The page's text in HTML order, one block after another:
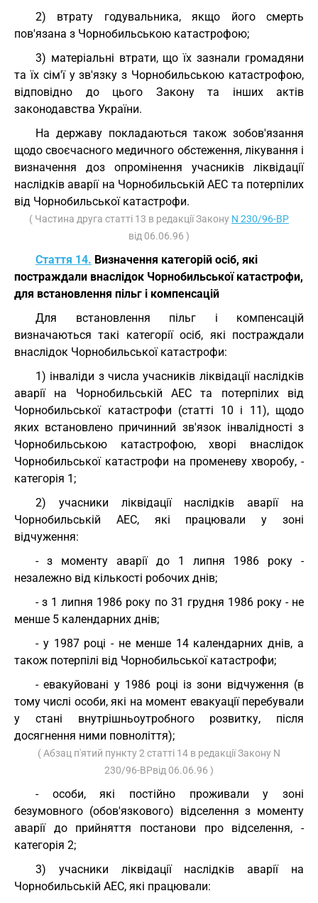
2) втрату годувальника, якщо його смерть
пов'язана з Чорнобильською катастрофою;
3) матеріальні втрати, що їх зазнали громадяни
та їх сім'ї у зв'язку з Чорнобильською катастрофою,
відповідно до цього Закону та інших актів
законодавства України.
На державу покладаються також зобов'язання
щодо своєчасного медичного обстеження, лікування і
визначення доз опромінення учасників ліквідації
наслідків аварії на Чорнобильській АЕС та потерпілих
від Чорнобильської катастрофи.
( Частина друга статті 13 в редакції Закону N 230/96-ВР
від 06.06.96 )
Стаття 14. Визначення категорій осіб, які
постраждали внаслідок Чорнобильської катастрофи,
для встановлення пільг і компенсацій
Для встановлення пільг і компенсацій
визначаються такі категорії осіб, які постраждали
внаслідок Чорнобильської катастрофи:
1) інваліди з числа учасників ліквідації наслідків
аварії на Чорнобильській АЕС та потерпілих від
Чорнобильської катастрофи (статті 10 і 11), щодо
яких встановлено причинний зв'язок інвалідності з
Чорнобильською катастрофою, хворі внаслідок
Чорнобильської катастрофи на променеву хворобу, -
категорія 1;
2) учасники ліквідації наслідків аварії на
Чорнобильській АЕС, які працювали у зоні
відчуження:
- з моменту аварії до 1 липня 1986 року -
незалежно від кількості робочих днів;
- з 1 липня 1986 року по 31 грудня 1986 року - не
менше 5 календарних днів;
- у 1987 році - не менше 14 календарних днів, а
також потерпілі від Чорнобильської катастрофи;
- евакуйовані у 1986 році із зони відчуження (в
тому числі особи, які на момент евакуації перебували
у стані внутрішньоутробного розвитку, після
досягнення ними повноліття);
( Абзац п'ятий пункту 2 статті 14 в редакції Закону N
230/96-ВРвід 06.06.96 )
- особи, які постійно проживали у зоні
безумовного (обов'язкового) відселення з моменту
аварії до прийняття постанови про відселення, -
категорія 2;
3) учасники ліквідації наслідків аварії на
Чорнобильській АЕС, які працювали: